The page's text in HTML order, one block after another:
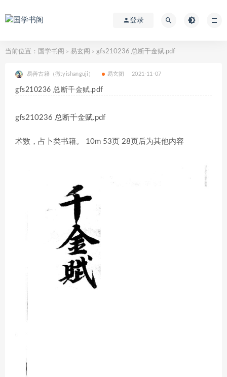
登录
当前位置： 国学书阁 > 易玄阁 > gfs210236 总断千金赋.pdf
易善古籍（微:yishanguji） 易玄阁 2021-11-07
gfs210236 总断千金赋.pdf
gfs210236 总断千金赋.pdf
术数，占卜类书籍。 10m 53页 28页后为其他内容